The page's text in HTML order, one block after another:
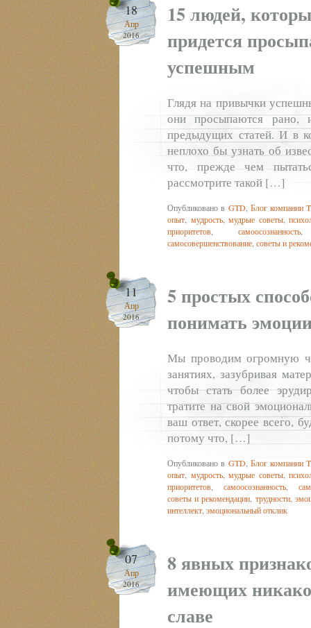
18
Апр
2016
15 людей,
придется
успешным
Глядя на привычки
они просыпаются
предыдущих статей. И в
неплохо бы узнать об
что, прежде чем
рассмотрите такой […]
Опубликовано в GTD, Блог компании
опыт, мудрость, мудрые советы,
приоритетов,самоосознанность
самосовершенствование,советы и
11
Апр
2016
5 простых
понимать
Мы проводим огромную
занятиях, зазубривая
чтобы стать более
тратите на свой
ваш ответ, скорее всего,
потому что, […]
Опубликовано в GTD, Блог компании
опыт мудрость, мудрые советы,
приоритетов
самоосознанность
советы и рекомендации трудности,
интеллект эмоциональный отклик
07
Апр
2016
8 явных
имеющих
славе